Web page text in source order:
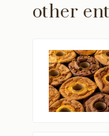
other